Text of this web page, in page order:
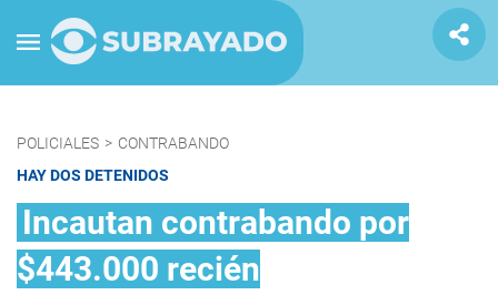
POLICIALES > CONTRABANDO
HAY DOS DETENIDOS
Incautan contrabando por
$443.000 recién